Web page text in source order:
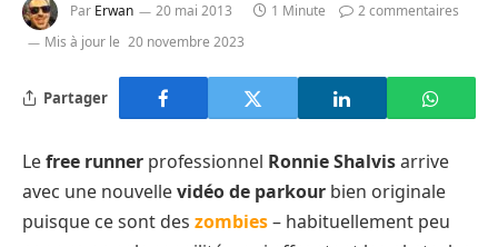
Par Erwan 20 mai 2013 1 Minute
2 commentaires
Mis à jour le 20 novembre 2023
Partager
Lefree runner professionnel Ronnie Shalvisarrive
avec une nouvellevidéo de parkour bien originale
puisque ce sont des zombies– habituellement peu